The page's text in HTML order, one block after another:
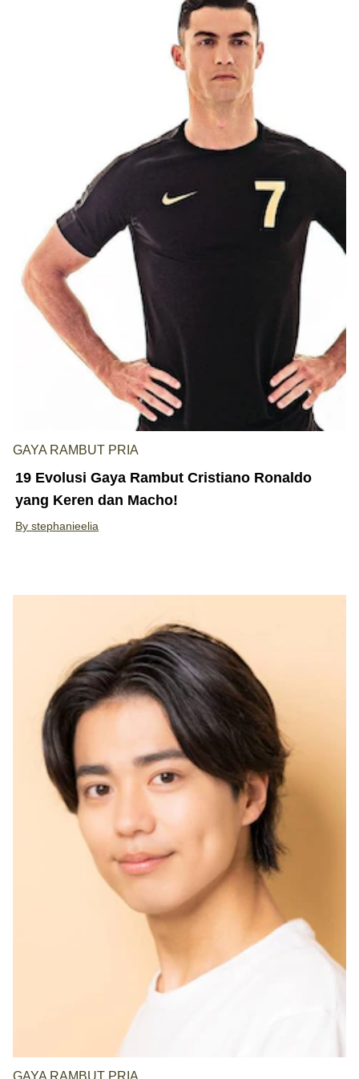
GAYA RAMBUT PRIA
19 Evolusi Gaya Rambut Cristiano Ronaldo
yang Keren dan Macho!
Bystephanieelia
GAYA RAMBUT PRIA